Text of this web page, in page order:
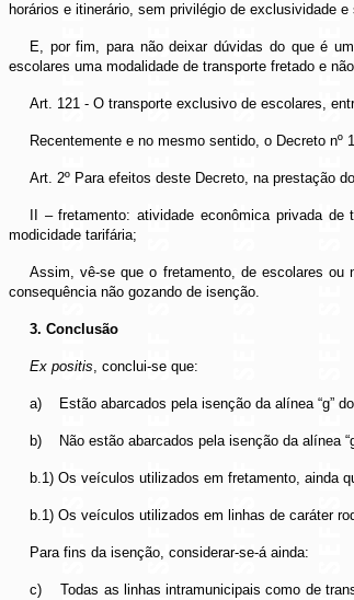
horários e itinerário, sem privilégio de exclusividade
E, por fim, para não deixar dúvidas do que é
escolares uma modalidade de transporte fretado e
Art. 121 - O transporte exclusivo de escolares,
Recentemente e no mesmo sentido, o Decreto nº 1
Art. 2º Para efeitos deste Decreto, na prestação
II – fretamento: atividade econômica privada
modicidade tarifária;
Assim, vê-se que o fretamento, de escolares ou
consequência não gozando de isenção.
3. Conclusão
Ex positis, conclui-se que:
a) Estão abarcados pela isenção da alínea “g”
b) Não estão abarcados pela isenção da alínea
b.1) Os veículos utilizados em fretamento, ainda
b.1) Os veículos utilizados em linhas de caráter
Para fins da isenção, considerar-se-á ainda:
c)
Todas as linhas intramunicipais como de